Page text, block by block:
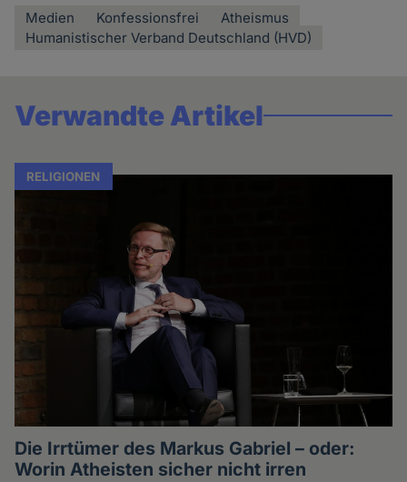
Medien Konfessionsfrei
Atheismus
Humanistischer Verband Deutschland (HVD)
Verwandte Artikel
RELIGIONEN
Die Irrtümer des Markus Gabriel – oder:
Worin Atheisten sicher nicht irren